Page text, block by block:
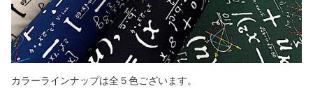
カラーラインナップは全５色ございます。